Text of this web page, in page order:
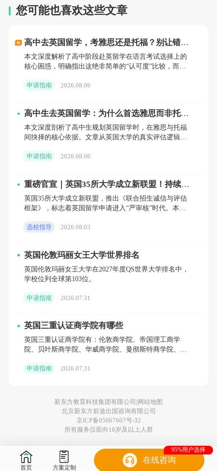
国内本科院校有明确的认可名单（List）。普通家庭的
合理分配志愿：通过UCAS系统申请本科时最多可选5
个专业。建议合理分配冲校与保底校的比例，确保最
终有书可读。
四、 提前规划语言与学术硬性门槛
英国留学对学术和语言成绩有明确的硬性要
求，普通家庭的学生需尽早准备，避免因成绩
不达标而产生额外的时间与金钱成本。
均分（GPA）。如果均分处于边缘，可以通过重修刷
分或补充相关实习来提升竞争力。
语言成绩不拖延：大部分院校要求雅思总分6.5（单项
不低于6.0），热门专业可能要求7.0。建议在大三结束
本。
警惕预科陷阱：对于学术背景稍弱的学生，预科是一
条曲线救国的路径。但需注意，预科同样需要学费和
生活费，且存在结业考核，需综合评估性价比。
签证环节是留学的最后一道关卡，任何细节疏
忽都可能导致前功尽弃。
名下，且存期必须连续存满28天以上。
监护安排（针对低龄）：若申请英国高中且未满18周
岁，走读学生必须指定具备资质的法定监护人，寄宿
学校则自动具备监护资质。
关键文件节点：拿到有条件录取（Conditional
Offer）后，需尽快满足条件换取无条件录取，并及时
您可能也喜欢这些文章
高中去英国留学，考雅思还是托福？别让错误
选择耽误你的签证与申请
本文深度解析了高中阶段赴英留学在语言考试选择上的
核心困惑，明确指出这绝非简单的“认可度”比较，而是
本质区别、强调
申请指南 2026.08.06
高中生去英国留学：为什么首选雅思而非托
福？一份来自官方的深度解析
本文深度剖析了高中生规划英国留学时，在雅思与托福
间抉择的核心依据。文章从英国大学的真实评估逻辑出
根本性优势，特别
申请指南 2026.08.06
重磅官宣｜英国35所大学成立新联盟！持续多
年的“宽进”假象，彻底破灭
英国35所大学成立新联盟，推出《联合招生诚信与评估
框架》，标志着英国留学申请进入“严审核”时代。本文
假”与“分数通胀
选校指导 2026.08.03
英国伦敦玛丽女王大学世界排名
英国伦敦玛丽女王大学在2027年度QS世界大学排名中，
学校位列全球第103位。
申请指南 2026.07.31
英国三重认证商学院有哪些
英国三重认证商学院有：伦敦商学院、帝国理工商学
院、贝叶斯商学院、华威商学院、曼彻斯特商学院、苏
密商学院等。
申请指南 2026.07.31
新东方教育科技集团有限公司| 网站地图
北京新东方前途出国咨询有限公司
京ICP备05067667号-32
所有服务仅面向18岁及以上人群
首页 方案定制
在线咨询
95%用户选择